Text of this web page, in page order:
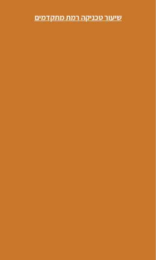
שיעור טכניקה רמת מתקדמים